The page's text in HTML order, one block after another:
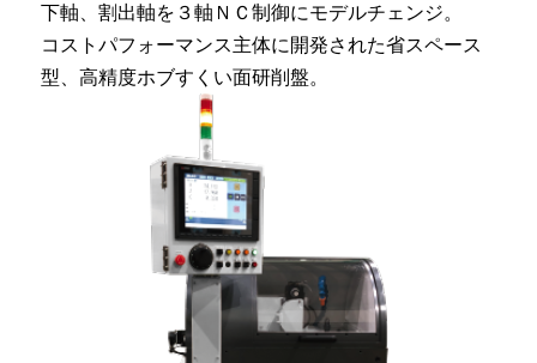
下軸、割出軸を３軸ＮＣ制御にモデルチェンジ。
コストパフォーマンス主体に開発された省スペース
型、高精度ホブすくい面研削盤。